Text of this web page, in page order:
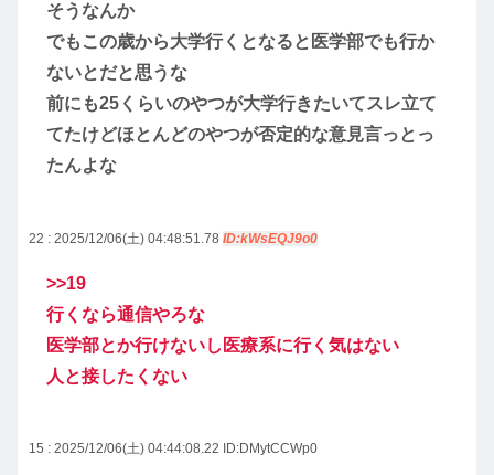
そうなんか
でもこの歳から大学行くとなると医学部でも行か
ないとだと思うな
前にも25くらいのやつが大学行きたいてスレ立て
てたけどほとんどのやつが否定的な意見言っとっ
たんよな
22 : 2025/12/06(土) 04:48:51.78 ID:kWsEQJ9o0
>>19
行くなら通信やろな
医学部とか行けないし医療系に行く気はない
人と接したくない
15 : 2025/12/06(土) 04:44:08.22 ID:DMytCCWp0